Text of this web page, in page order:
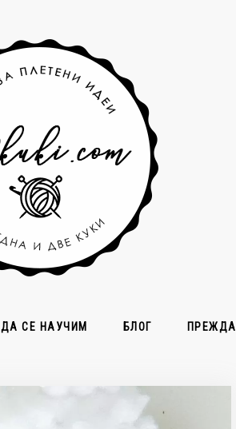
ДА СЕ НАУЧИМ БЛОГ ПРЕЖДА